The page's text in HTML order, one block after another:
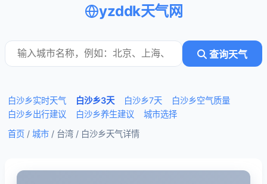
yzddk天气网
查询天气
白沙乡实时天气 白沙乡3天 白沙乡7天
白沙乡空气质量
白沙乡出行建议
白沙乡养生建议
城市选择
首页 / 城市 / 台湾 / 白沙乡天气详情